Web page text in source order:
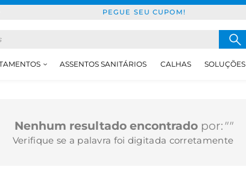
PEGUE SEU CUPOM!
ASSENTOS SANITÁRIOS CALHAS SOLUÇÕES
Nenhum resultado encontrado por:""
Verifique se a palavra foi digitada corretamente